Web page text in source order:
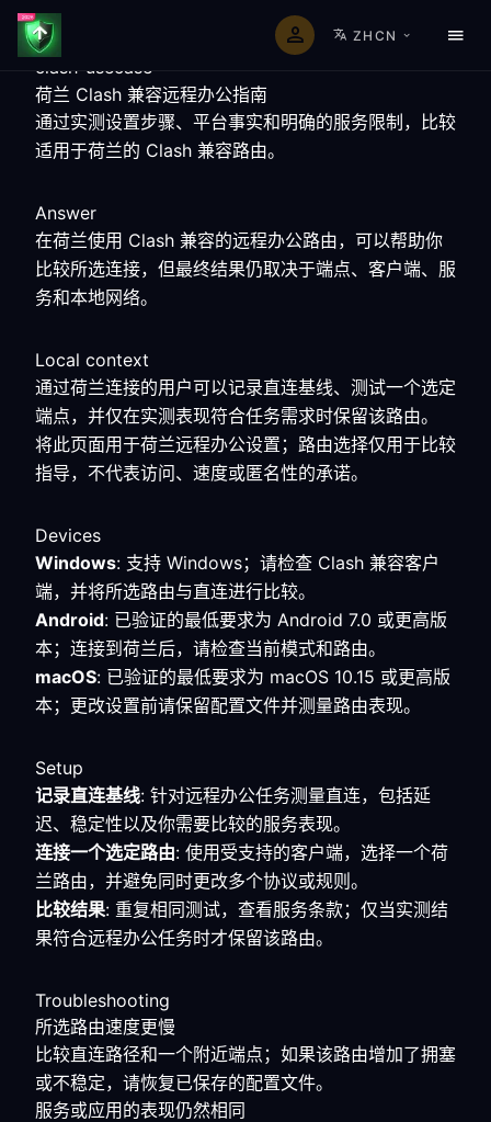
ZHCN
clash-usecase
荷兰 Clash 兼容远程办公指南
通过实测设置步骤、平台事实和明确的服务限制，比较
适用于荷兰的 Clash 兼容路由。
Answer
在荷兰使用 Clash 兼容的远程办公路由，可以帮助你
比较所选连接，但最终结果仍取决于端点、客户端、服
务和本地网络。
Local context
通过荷兰连接的用户可以记录直连基线、测试一个选定
端点，并仅在实测表现符合任务需求时保留该路由。
将此页面用于荷兰远程办公设置；路由选择仅用于比较
指导，不代表访问、速度或匿名性的承诺。
Devices
Windows: 支持 Windows；请检查 Clash 兼容客户
端，并将所选路由与直连进行比较。
Android: 已验证的最低要求为 Android 7.0 或更高版
本；连接到荷兰后，请检查当前模式和路由。
macOS: 已验证的最低要求为 macOS 10.15 或更高版
本；更改设置前请保留配置文件并测量路由表现。
Setup
记录直连基线: 针对远程办公任务测量直连，包括延
迟、稳定性以及你需要比较的服务表现。
连接一个选定路由: 使用受支持的客户端，选择一个荷
兰路由，并避免同时更改多个协议或规则。
比较结果: 重复相同测试，查看服务条款；仅当实测结
果符合远程办公任务时才保留该路由。
Troubleshooting
所选路由速度更慢
比较直连路径和一个附近端点；如果该路由增加了拥塞
或不稳定，请恢复已保存的配置文件。
服务或应用的表现仍然相同